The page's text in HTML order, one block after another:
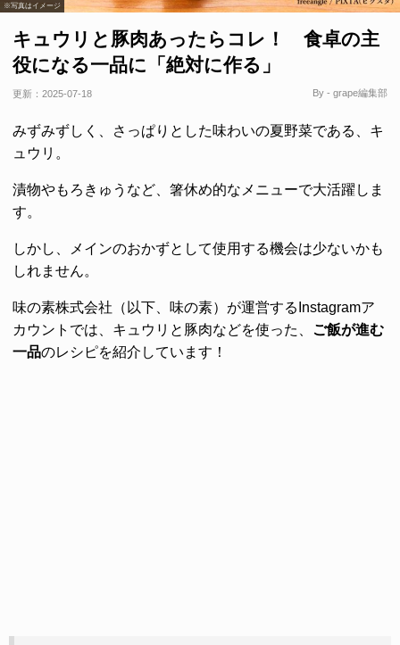
※写真はイメージ
キュウリと豚肉あったらコレ！ 食卓の主
役になる一品に「絶対に作る」
更新： 2025-07-18 By - grape編集部
みずみずしく、さっぱりとした味わいの夏野菜である、キ
ュウリ。
漬物やもろきゅうなど、箸休め的なメニューで大活躍しま
す。
しかし、メインのおかずとして使用する機会は少ないかも
しれません。
味の素株式会社（以下、味の素）が運営するInstagramア
カウントでは、キュウリと豚肉などを使った、 ご飯が進む
一品のレシピを紹介しています！